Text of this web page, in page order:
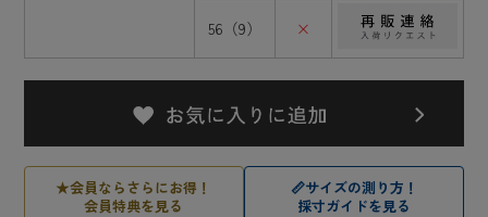
56（9） ×
★会員ならさらにお得！
会員特典を見る
📏サイズの測り方！
採寸ガイドを見る